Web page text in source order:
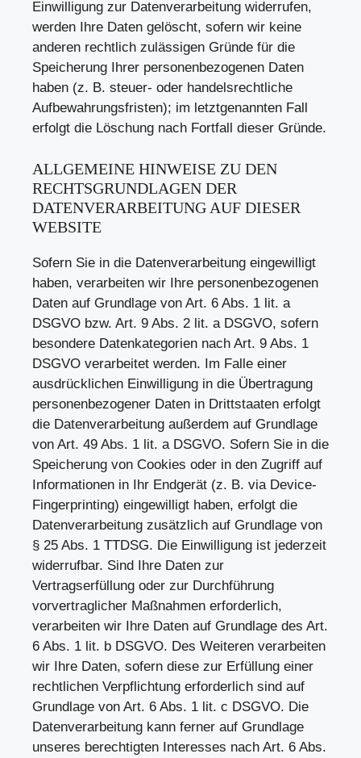
Einwilligung zur Datenverarbeitung widerrufen,
werden Ihre Daten gelöscht, sofern wir keine
anderen rechtlich zulässigen Gründe für die
Speicherung Ihrer personenbezogenen Daten
haben (z. B. steuer- oder handelsrechtliche
Aufbewahrungsfristen); im letztgenannten Fall
erfolgt die Löschung nach Fortfall dieser Gründe.
ALLGEMEINE HINWEISE ZU DEN
RECHTSGRUNDLAGEN DER
DATENVERARBEITUNG AUF DIESER
WEBSITE
Sofern Sie in die Datenverarbeitung eingewilligt
haben, verarbeiten wir Ihre personenbezogenen
Daten auf Grundlage von Art. 6 Abs. 1 lit. a
DSGVO bzw. Art. 9 Abs. 2 lit. a DSGVO, sofern
besondere Datenkategorien nach Art. 9 Abs. 1
DSGVO verarbeitet werden. Im Falle einer
ausdrücklichen Einwilligung in die Übertragung
personenbezogener Daten in Drittstaaten erfolgt
die Datenverarbeitung außerdem auf Grundlage
von Art. 49 Abs. 1 lit. a DSGVO. Sofern Sie in die
Speicherung von Cookies oder in den Zugriff auf
Informationen in Ihr Endgerät (z. B. via Device-
Fingerprinting) eingewilligt haben, erfolgt die
Datenverarbeitung zusätzlich auf Grundlage von
§ 25 Abs. 1 TTDSG. Die Einwilligung ist jederzeit
widerrufbar. Sind Ihre Daten zur
Vertragserfüllung oder zur Durchführung
vorvertraglicher Maßnahmen erforderlich,
verarbeiten wir Ihre Daten auf Grundlage des Art.
6 Abs. 1 lit. b DSGVO. Des Weiteren verarbeiten
wir Ihre Daten, sofern diese zur Erfüllung einer
rechtlichen Verpflichtung erforderlich sind auf
Grundlage von Art. 6 Abs. 1 lit. c DSGVO. Die
Datenverarbeitung kann ferner auf Grundlage
unseres berechtigten Interesses nach Art. 6 Abs.